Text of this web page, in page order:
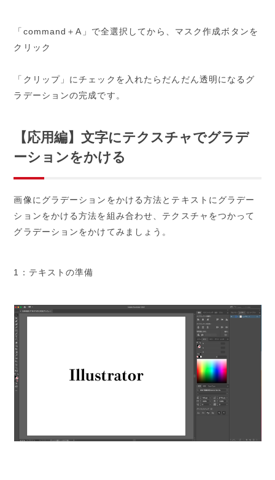
「command＋A」で全選択してから、マスク作成ボタンを
クリック
「クリップ」にチェックを入れたらだんだん透明になるグ
ラデーションの完成です。
【応用編】文字にテクスチャでグラデ
ーションをかける
画像にグラデーションをかける方法とテキストにグラデー
ションをかける方法を組み合わせ、テクスチャをつかって
グラデーションをかけてみましょう。
1：テキストの準備